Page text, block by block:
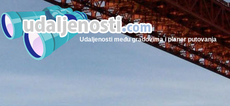
Udaljenosti među gradovima i planer putovanja